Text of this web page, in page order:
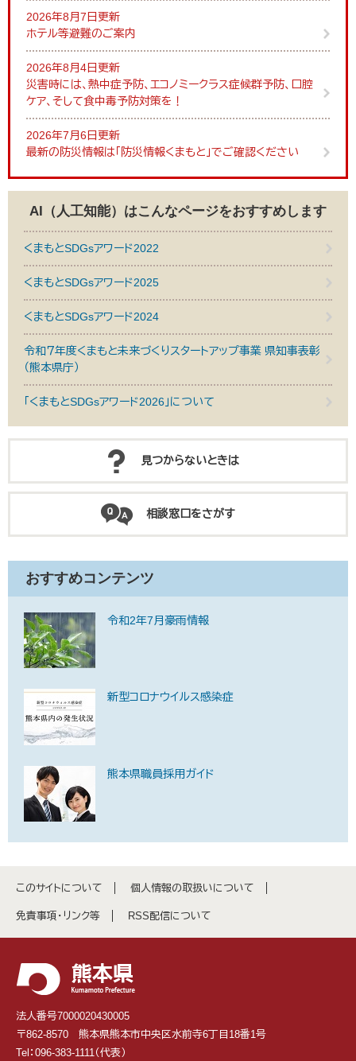
2026年8月7日更新
ホテル等避難のご案内
2026年8月4日更新
災害時には、熱中症予防、エコノミークラス症候群予防、口腔
ケア、そして食中毒予防対策を！
2026年7月6日更新
最新の防災情報は「防災情報くまもと」でご確認ください
AI（人工知能）はこんなページをおすすめします
くまもとSDGsアワード2022
くまもとSDGsアワード2025
くまもとSDGsアワード2024
令和７年度くまもと未来づくりスタートアップ事業 県知事表彰
（熊本県庁）
「くまもとSDGsアワード2026」について
見つからないときは
相談窓口をさがす
おすすめコンテンツ
令和2年7月豪雨情報
新型コロナウイルス感染症
熊本県職員採用ガイド
このサイトについて 個人情報の取扱いについて
免責事項・リンク等 RSS配信について
法人番号7000020430005
〒862-8570 熊本県熊本市中央区水前寺6丁目18番1号
Tel：096-383-1111（代表）